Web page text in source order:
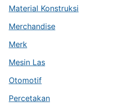
Material Konstruksi
Merchandise
Merk
Mesin Las
Otomotif
Percetakan